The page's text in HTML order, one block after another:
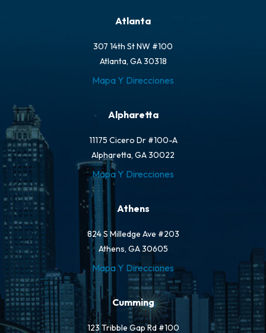
Atlanta
307 14th St NW #100
Atlanta, GA 30318
Mapa Y Direcciones
Alpharetta
11175 Cicero Dr #100-A
Alpharetta, GA 30022
Mapa Y Direcciones
Athens
824 S Milledge Ave #203
Athens, GA 30605
Mapa Y Direcciones
Cumming
123 Tribble Gap Rd #100